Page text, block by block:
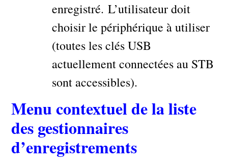
enregistré. L’utilisateur doit
choisir le périphérique à utiliser
(toutes les clés USB
actuellement connectées au STB
sont accessibles).
Menu contextuel de la liste
des gestionnaires
d’enregistrements